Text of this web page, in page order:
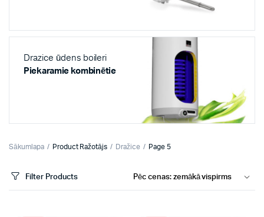
Drazice ūdens boileri
Piekaramie kombinētie
Sākumlapa Product Ražotājs Dražice Page 5
Filter Products